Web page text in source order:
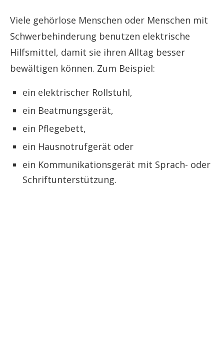
Viele gehörlose Menschen oder Menschen mit
Schwerbehinderung benutzen elektrische
Hilfsmittel, damit sie ihren Alltag besser
bewältigen können. Zum Beispiel:
ein elektrischer Rollstuhl,
ein Beatmungsgerät,
ein Pflegebett,
ein Hausnotrufgerät oder
ein Kommunikationsgerät mit Sprach- oder
Schriftunterstützung.